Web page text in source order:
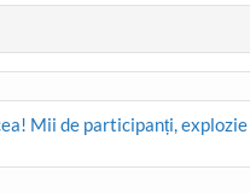
Mii de participanți,